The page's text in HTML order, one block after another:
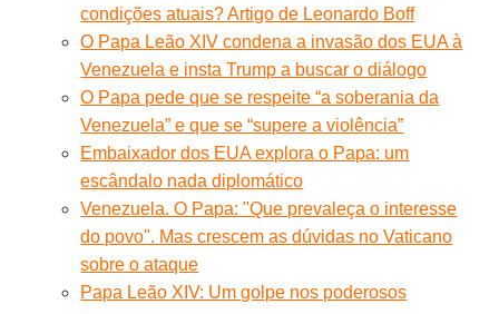
condições atuais? Artigo de Leonardo Boff
O Papa Leão XIV condena a invasão dos EUA à
Venezuela e insta Trump a buscar o diálogo
O Papa pede que se respeite “a soberania da
Venezuela” e que se “supere a violência”
Embaixador dos EUA explora o Papa: um
escândalo nada diplomático
Venezuela. O Papa: "Que prevaleça o interesse
do povo". Mas crescem as dúvidas no Vaticano
sobre o ataque
Papa Leão XIV: Um golpe nos poderosos